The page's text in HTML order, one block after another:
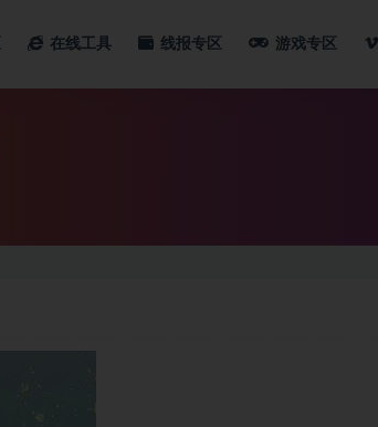
在线工具 线报专区 游戏专区